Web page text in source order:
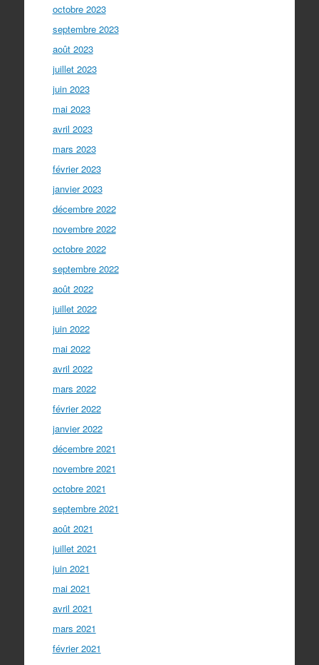
octobre 2023
septembre 2023
août 2023
juillet 2023
juin 2023
mai 2023
avril 2023
mars 2023
février 2023
janvier 2023
décembre 2022
novembre 2022
octobre 2022
septembre 2022
août 2022
juillet 2022
juin 2022
mai 2022
avril 2022
mars 2022
février 2022
janvier 2022
décembre 2021
novembre 2021
octobre 2021
septembre 2021
août 2021
juillet 2021
juin 2021
mai 2021
avril 2021
mars 2021
février 2021